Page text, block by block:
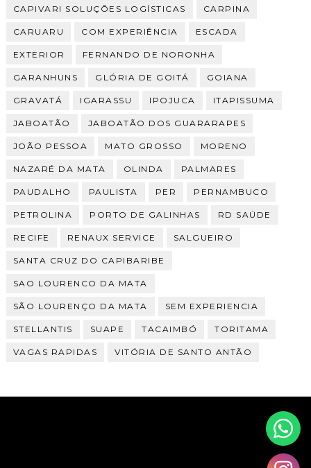
CAPIVARI SOLUÇÕES LOGÍSTICAS CARPINA
CARUARU COM EXPERIÊNCIA ESCADA
EXTERIOR FERNANDO DE NORONHA
GARANHUNS GLÓRIA DE GOITÁ GOIANA
GRAVATÁ IGARASSU IPOJUCA ITAPISSUMA
JABOATÃO JABOATÃO DOS GUARARAPES
JOÃO PESSOA MATO GROSSO MORENO
NAZARÉ DA MATA OLINDA PALMARES
PAUDALHO PAULISTA PER PERNAMBUCO
PETROLINA PORTO DE GALINHAS RD SAÚDE
RECIFE RENAUX SERVICE SALGUEIRO
SANTA CRUZ DO CAPIBARIBE
SAO LOURENCO DA MATA
SÃO LOURENÇO DA MATA SEM EXPERIENCIA
STELLANTIS SUAPE TACAIMBÓ TORITAMA
VAGAS RAPIDAS VITÓRIA DE SANTO ANTÃO